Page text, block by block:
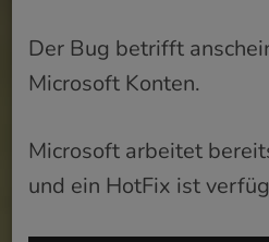
Der Bug betrifft
Microsoft Konten.
Microsoft arbeitet
und ein HotFix ist